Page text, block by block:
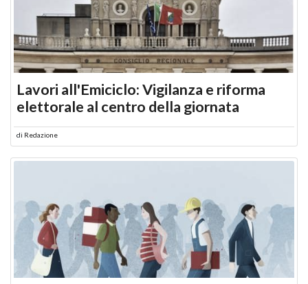
Lavori all'Emiciclo: Vigilanza e riforma
elettorale al centro della giornata
di Redazione